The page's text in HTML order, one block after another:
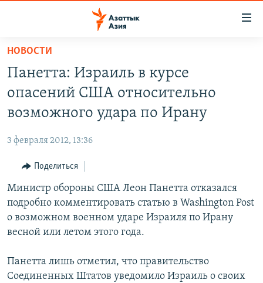
Вернуться
основному
содержанию
главной
навигации
Вернутся
поиску
ТАДЖИКИСТАН
ҚАЗАҚША
КЫРГЫЗЧА
ЎЗБЕКЧА
ТОҶИКӢ
TÜRKMENÇE
Все сайты РСЕ/РС
НОВОСТИ
Панетта: Израиль в курсе
опасений США относительно
возможного удара по Ирану
3 февраля 2012, 13:36
Поделиться
Министр обороны США Леон Панетта отказался
подробно комментировать статью в Washington Post
о возможном военном ударе Израиля по Ирану
весной или летом этого года.
Панетта лишь отметил, что правительство
Соединенных Штатов уведомило Израиль о своих